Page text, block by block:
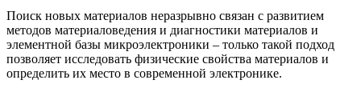
Поиск новых материалов неразрывно связан с развитием
методов материаловедения и диагностики материалов и
элементной базы микроэлектроники – только такой подход
позволяет исследовать физические свойства материалов и
определить их место в современной электронике.